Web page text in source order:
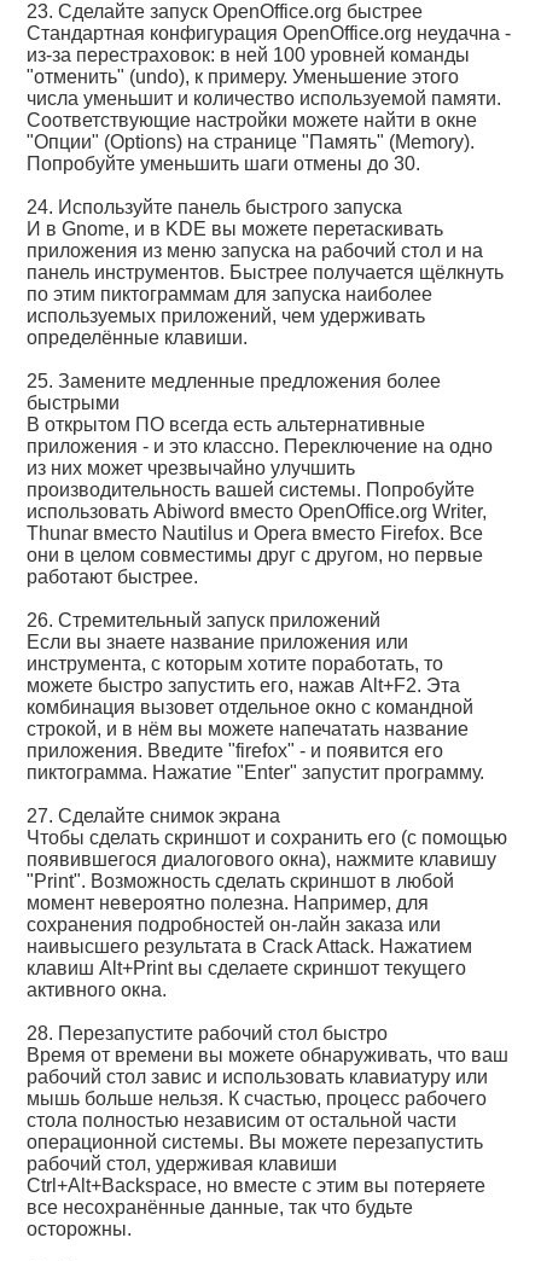
23. Сделайте запуск OpenOffice.org быстрее
Стандартная конфигурация OpenOffice.org неудачна -
из-за перестраховок: в ней 100 уровней команды
"отменить" (undo), к примеру. Уменьшение этого
числа уменьшит и количество используемой памяти.
Соответствующие настройки можете найти в окне
"Опции" (Options) на странице "Память" (Memory).
Попробуйте уменьшить шаги отмены до 30.
24. Используйте панель быстрого запуска
И в Gnome, и в KDE вы можете перетаскивать
приложения из меню запуска на рабочий стол и на
панель инструментов. Быстрее получается щёлкнуть
по этим пиктограммам для запуска наиболее
используемых приложений, чем удерживать
определённые клавиши.
25. Замените медленные предложения более
быстрыми
В открытом ПО всегда есть альтернативные
приложения - и это классно. Переключение на одно
из них может чрезвычайно улучшить
производительность вашей системы. Попробуйте
использовать Abiword вместо OpenOffice.org Writer,
Thunar вместо Nautilus и Opera вместо Firefox. Все
они в целом совместимы друг с другом, но первые
работают быстрее.
26. Стремительный запуск приложений
Если вы знаете название приложения или
инструмента, с которым хотите поработать, то
можете быстро запустить его, нажав Alt+F2. Эта
комбинация вызовет отдельное окно с командной
строкой, и в нём вы можете напечатать название
приложения. Введите "firefox" - и появится его
пиктограмма. Нажатие "Enter" запустит программу.
27. Сделайте снимок экрана
Чтобы сделать скриншот и сохранить его (с помощью
появившегося диалогового окна), нажмите клавишу
"Print". Возможность сделать скриншот в любой
момент невероятно полезна. Например, для
сохранения подробностей он-лайн заказа или
наивысшего результата в Crack Attack. Нажатием
клавиш Alt+Print вы сделаете скриншот текущего
активного окна.
28. Перезапустите рабочий стол быстро
Время от времени вы можете обнаруживать, что ваш
рабочий стол завис и использовать клавиатуру или
мышь больше нельзя. К счастью, процесс рабочего
стола полностью независим от остальной части
операционной системы. Вы можете перезапустить
рабочий стол, удерживая клавиши
Ctrl+Alt+Backspace, но вместе с этим вы потеряете
все несохранённые данные, так что будьте
осторожны.